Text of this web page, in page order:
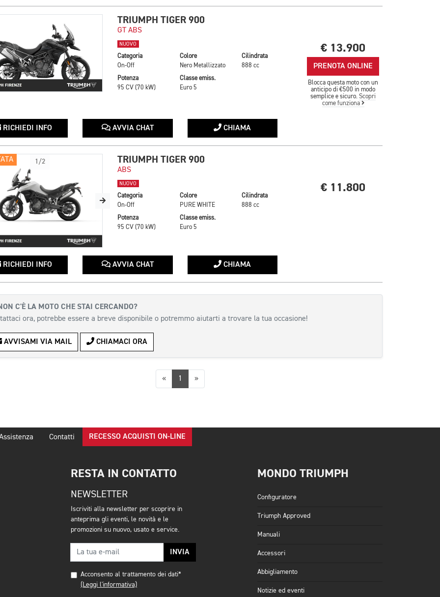
TRIUMPH TIGER 900
GT ABS
NUOVO
Categoria
On-Off
Colore
Nero Metallizzato
Cilindrata
888 cc
Potenza
95 CV (70 kW)
Classe emiss.
Euro 5
€ 13.900
PRENOTA ONLINE
Blocca questa moto con un
anticipo di €500 in modo
semplice e sicuro.Scopri
come funziona
RICHIEDI INFO AVVIA CHAT CHIAMA
1/2 TRIUMPH TIGER 900
ABS
NUOVO
Categoria
On-Off
Colore
PURE WHITE
Cilindrata
888 cc
Potenza
95 CV (70 kW)
Classe emiss.
Euro 5
€ 11.800
RICHIEDI INFO AVVIA CHAT CHIAMA
C'È LA MOTO CHE STAI CERCANDO?
ora, potrebbe essere a breve disponibile o potremmo aiutarti a trovare la tua occasione!
AVVISAMI VIA MAIL CHIAMACI ORA
«Precedente
1 »Successiva
Contatti RECESSO ACQUISTI ON-LINE
RESTA IN CONTATTO
NEWSLETTER
Iscriviti alla newsletter per scoprire in
anteprima gli eventi, le novità e le
promozioni su nuovo, usato e service.
INVIA
Acconsento al trattamento dei dati*
(Leggi l'informativa)
MONDO TRIUMPH
Configuratore
Triumph Approved
Manuali
Accessori
Abbigliamento
Notizie ed eventi